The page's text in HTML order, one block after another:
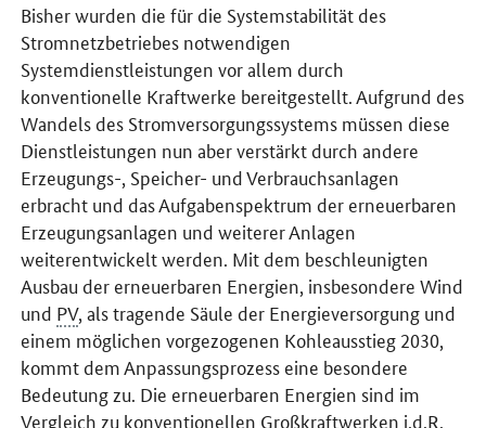
Bisher wurden die für die Systemstabilität des
Stromnetzbetriebes notwendigen
Systemdienstleistungen vor allem durch
konventionelle Kraftwerke bereitgestellt. Aufgrund des
Wandels des Stromversorgungssystems müssen diese
Dienstleistungen nun aber verstärkt durch andere
Erzeugungs-, Speicher- und Verbrauchsanlagen
erbracht und das Aufgabenspektrum der erneuerbaren
Erzeugungsanlagen und weiterer Anlagen
weiterentwickelt werden. Mit dem beschleunigten
Ausbau der erneuerbaren Energien, insbesondere Wind
und PV, als tragende Säule der Energieversorgung und
einem möglichen vorgezogenen Kohleausstieg 2030,
kommt dem Anpassungsprozess eine besondere
Bedeutung zu. Die erneuerbaren Energien sind im
Vergleich zu konventionellen Großkraftwerken i.d.R.